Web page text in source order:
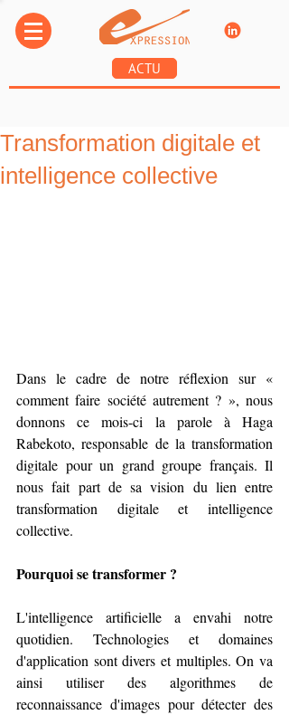
ACTU
Transformation digitale et
intelligence collective
Dans le cadre de notre réflexion sur «
comment faire société autrement ? », nous
donnons ce mois-ci la parole à Haga
Rabekoto, responsable de la transformation
digitale pour un grand groupe français. Il
nous fait part de sa vision du lien entre
transformation digitale et intelligence
collective.
Pourquoi se transformer ?
L'intelligence artificielle a envahi notre
quotidien. Technologies et domaines
d'application sont divers et multiples. On va
ainsi utiliser des algorithmes de
reconnaissance d'images pour détecter des